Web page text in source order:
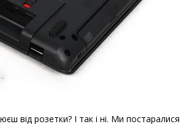
від розетки? І так і ні. Ми постаралися